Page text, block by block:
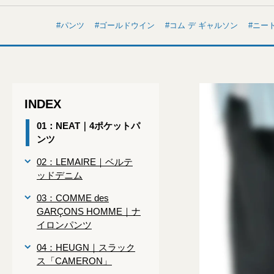
パンツ ゴールドウイン コム デ ギャルソン ニー
INDEX
01：NEAT｜4ポケットパ
ンツ
02：LEMAIRE｜ベルテ
ッドデニム
03：COMME des
GARÇONS HOMME｜ナ
イロンパンツ
04：HEUGN｜スラック
ス「CAMERON」